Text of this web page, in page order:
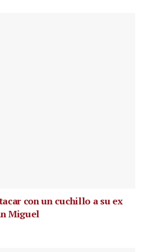
con un cuchillo a su ex
Miguel